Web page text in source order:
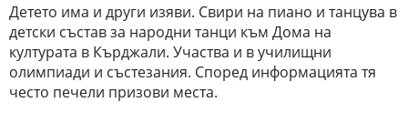
Детето има и други изяви. Свири на пиано и танцува в
детски състав за народни танци към Дома на
културата в Кърджали. Участва и в училищни
олимпиади и състезания. Според информацията тя
често печели призови места.